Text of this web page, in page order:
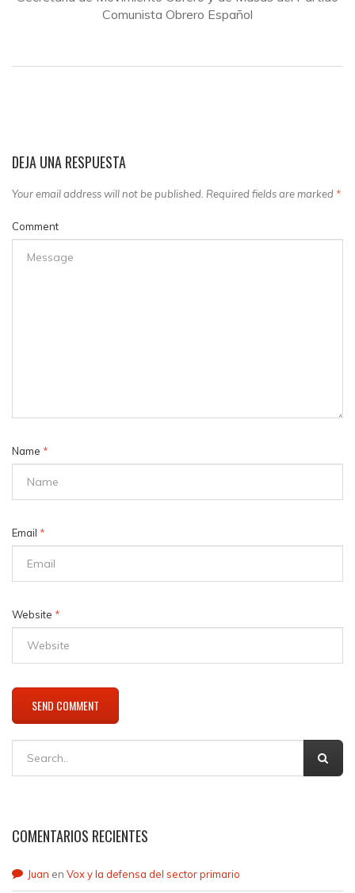
Comunista Obrero Español
DEJA UNA RESPUESTA
Your email address will not be published. Required fields are marked *
Comment
Name *
Email *
Website *
COMENTARIOS RECIENTES
Juan en Vox y la defensa del sector primario